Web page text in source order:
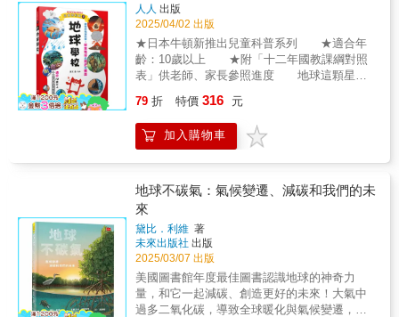
始學會自己判讀天氣圖喔！對未來懷抱夢想的
孩子來說，這也是邁向氣象科學的第一
步。 從觀察一朵雲、瞭解颱風生成，到認
識全球息息相關的氣候現象，天氣並不是遙不
可及的知識，而是與我們日常生活息息相關的
會觀察、提問與思考，培養面對未來的「跨域
素養」能力，具備理解世界、解決問題與做出
判斷的基礎。內容以五大主題：身體、動物、
生物、生活、地球和宇宙為主軸，融合三大趣
味專欄：科學大驚奇、科學小傳記、科學小實
驗。讓正在學習中的孩子每天解開一個科學奧
祕，體會知識領悟的愉悅和快樂。附注音，適
整理世界萬物的驚人發現或世界之最，提升知
識閱讀層次。科學小傳記：連結人物的成長背
景與科學成果，提供可以模仿的典範，讓孩子
驗：從生活中自己就可以做的小實驗開始，培
養觀察與動手做的能力。◎本書特色1.改版新
增「科學小疑問」單元，以大量圖片呈現生活
場景，啟發好奇心，進行思考和觀察，培養跨
域資訊整合的素養能力。2.搭配生動插圖，將
科學知識以淺顯易懂的方式表達，適合剛開始
進入長文閱讀的小學生。3.以不同角度切入地
球相關主題，從多元面向延伸科學視野。◎得
人人 出版
2025/04/02 出版
★日本牛頓新推出兒童科普系列 ★適合年
齡：10歲以上 ★附「十二年國教課綱對照
表」供老師、家長參照進度 地球這顆星球
幾個奇蹟共同作用的結果。有賴於地球的特殊
性，才能孕育出生命，繁衍成今日這樣多采多
姿的樣貌。 「兒童伽利略系列」專為國小
透過本書可以認識地球的構造、地球的特殊之
處、地球的歷史與陸續出現的生命、海洋的特
殊之處等等，而隨著人類出現，地球也產生了
很多變化，無論是家長或相關教育工作者，都
可以在帶領孩子認識地球的構造與歷史的同
時，也討論我們的未來。
79 折 特價 316 元
加入購物車
地球不碳氣：氣候變遷、減碳和我們的未
來
黛比．利維 著
未來出版社 出版
2025/03/07 出版
美國圖書館年度最佳圖書認識地球的神奇力
量，和它一起減碳、創造更好的未來！大氣中
過多二氧化碳，導致全球暖化與氣候變遷，正